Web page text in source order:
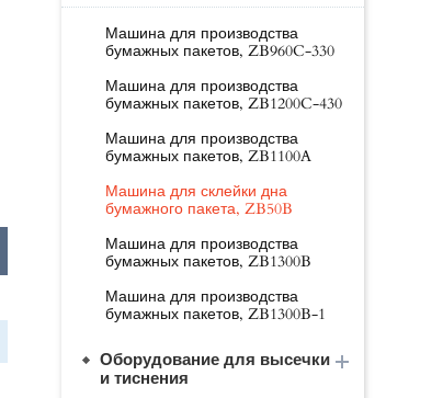
Машина для производства
бумажных пакетов, ZB960C-330
Машина для производства
бумажных пакетов, ZB1200C-430
Машина для производства
бумажных пакетов, ZB1100A
Машина для склейки дна
бумажного пакета, ZB50B
Машина для производства
бумажных пакетов, ZB1300B
Машина для производства
бумажных пакетов, ZB1300B-1
Оборудование для высечки
и тиснения